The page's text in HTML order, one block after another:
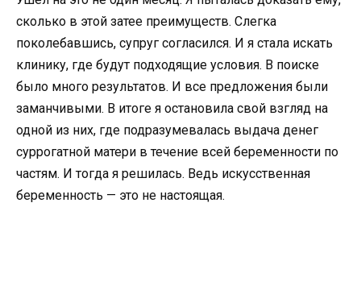
сколько в этой затее преимуществ. Слегка
поколебавшись, супруг согласился. И я стала искать
клинику, где будут подходящие условия. В поиске
было много результатов. И все предложения были
заманчивыми. В итоге я остановила свой взгляд на
одной из них, где подразумевалась выдача денег
суррогатной матери в течение всей беременности по
частям. И тогда я решилась. Ведь искусственная
беременность — это не настоящая.